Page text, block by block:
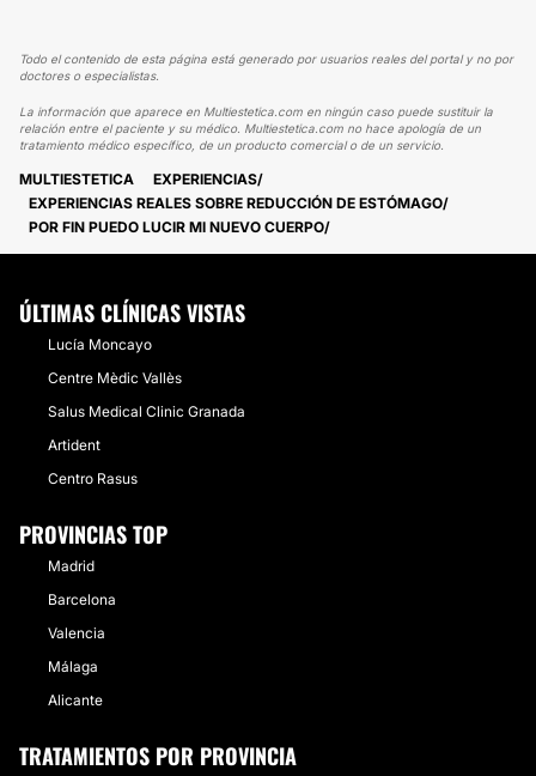
Todo el contenido de esta página está generado por usuarios reales del portal y no por
doctores o especialistas.
La información que aparece en Multiestetica.com en ningún caso puede sustituir la
relación entre el paciente y su médico. Multiestetica.com no hace apología de un
tratamiento médico específico, de un producto comercial o de un servicio.
MULTIESTETICA
EXPERIENCIAS
EXPERIENCIAS REALES SOBRE REDUCCIÓN DE ESTÓMAGO
POR FIN PUEDO LUCIR MI NUEVO CUERPO
ÚLTIMAS CLÍNICAS VISTAS
Lucía Moncayo
Centre Mèdic Vallès
Salus Medical Clinic Granada
Artident
Centro Rasus
PROVINCIAS TOP
Madrid
Barcelona
Valencia
Málaga
Alicante
TRATAMIENTOS POR PROVINCIA